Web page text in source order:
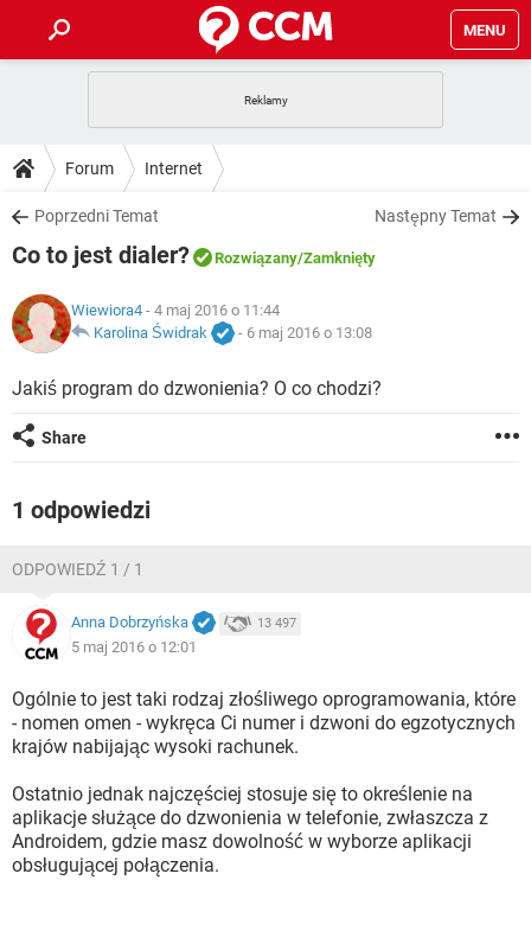
MENU
GRY
SPOTIFY
INSTAGRAM FACEBOOK
WINDOWS 10
PORADY
PlayStation
INSTAGRAM
WINDOWS 10
DO POBRANIA
ANDROID TIKTOK
GRY
IOS NETFLIX
INSTAGRAM FACEBOOK
COVID-19
GRY
SPOTIFY NETFLIX
INSTAGRAM
ARTYKUŁY
COVID-19 TIKTOK
INSTAGRAM
Forum Internet
Poprzedni Temat Następny Temat
Co to jest dialer? Rozwiązany/Zamknięty
Wiewiora4 - 4 maj 2016 o 11:44
Karolina Świdrak
- 6 maj 2016 o 13:08
Jakiś program do dzwonienia? O co chodzi?
Share
1 odpowiedzi
ODPOWIEDŹ 1 / 1
Anna Dobrzyńska 13 497
5 maj 2016 o 12:01
Ogólnie to jest taki rodzaj złośliwego oprogramowania, które
- nomen omen - wykręca Ci numer i dzwoni do egzotycznych
krajów nabijając wysoki rachunek.
Ostatnio jednak najczęściej stosuje się to określenie na
aplikacje służące do dzwonienia w telefonie, zwłaszcza z
Androidem, gdzie masz dowolność w wyborze aplikacji
obsługującej połączenia.